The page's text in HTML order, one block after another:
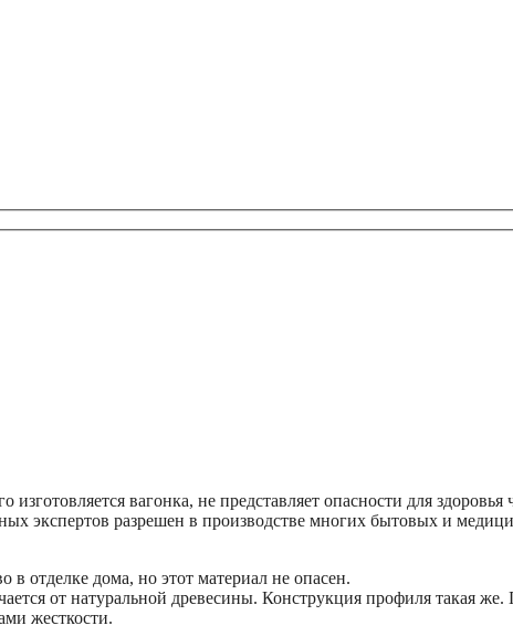
вагонка, не представляет опасности для
экспертов разрешен в производстве многих бытовых и
в отделке дома, но этот материал не опасен.
от натуральной древесины. Конструкция профиля такая
жесткости.